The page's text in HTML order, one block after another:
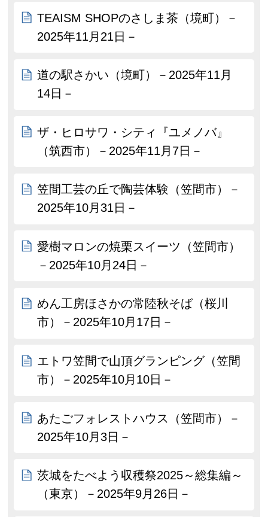
TEAISM SHOPのさしま茶（境町）－
2025年11月21日－
道の駅さかい（境町）－2025年11月
14日－
ザ・ヒロサワ・シティ『ユメノバ』
（筑西市）－2025年11月7日－
笠間工芸の丘で陶芸体験（笠間市）－
2025年10月31日－
愛樹マロンの焼栗スイーツ（笠間市）
－2025年10月24日－
めん工房ほさかの常陸秋そば（桜川
市）－2025年10月17日－
エトワ笠間で山頂グランピング（笠間
市）－2025年10月10日－
あたごフォレストハウス（笠間市）－
2025年10月3日－
茨城をたべよう収穫祭2025～総集編～
（東京）－2025年9月26日－